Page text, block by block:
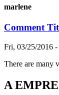
marlene
Comment
Fri, 03/25/2016
There are many
A